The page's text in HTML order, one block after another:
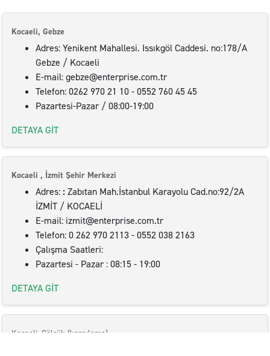
Kocaeli, Gebze
Adres: Yenikent Mahallesi. Issıkgöl Caddesi. no:178/A
Gebze / Kocaeli
E-mail: gebze@enterprise.com.tr
Telefon: 0262 970 21 10 - 0552 760 45 45
Pazartesi-Pazar / 08:00-19:00
DETAYA GİT
Kocaeli , İzmit Şehir Merkezi
Adres: :Zabıtan Mah.İstanbul Karayolu Cad.no:92/2A
İZMİT / KOCAELİ
E-mail: izmit@enterprise.com.tr
Telefon: 0 262 970 2113 - 0552 038 2163
Çalışma Saatleri:
Pazartesi - Pazar : 08:15 - 19:00
DETAYA GİT
Kocaeli, Gölcük (karşılama)